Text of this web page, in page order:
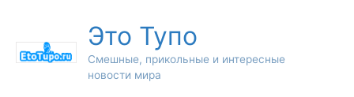
Это Тупо
Смешные, прикольные и интересные
новости мира